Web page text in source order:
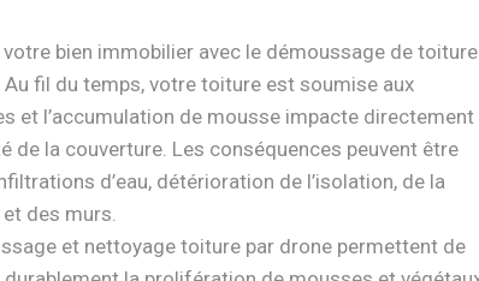
votre bien immobilier avec le démoussage de toiture
Au fil du temps, votre toiture est soumise aux
et l’accumulation de mousse impacte directement
de la couverture. Les conséquences peuvent être
d’eau, détérioration de l’isolation, de la
des murs.
et nettoyage toiture par drone permettent de